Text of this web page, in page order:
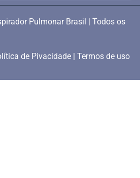
Pulmonar Brasil | Todos os
de Pivacidade | Termos de uso